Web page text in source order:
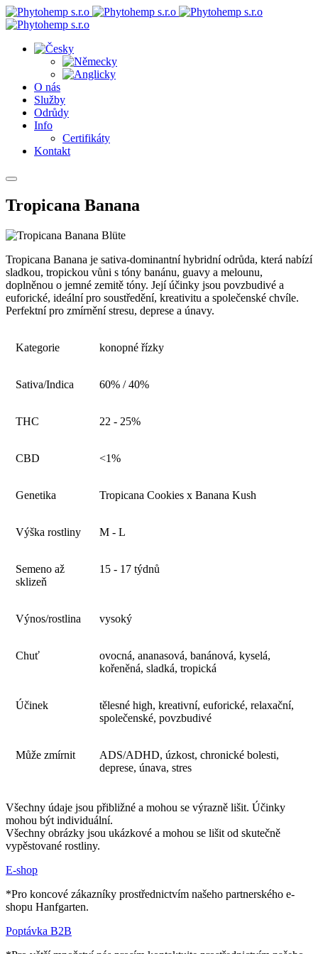
O nás
Služby
Odrůdy
Info
Certifikáty
Kontakt
Tropicana Banana
Tropicana Banana je sativa-dominantní hybridní odrůda, která nabízí
sladkou, tropickou vůni s tóny banánu, guavy a melounu,
doplněnou o jemné zemitě tóny. Její účinky jsou povzbudivé a
euforické, ideální pro soustředění, kreativitu a společenské chvíle.
Perfektní pro zmírnění stresu, deprese a únavy.
Kategorie konopné řízky
Sativa/Indica 60% / 40%
THC 22 - 25%
CBD <1%
Genetika Tropicana Cookies x Banana Kush
Výška rostliny M - L
Semeno až
sklizeň
15 - 17 týdnů
Výnos/rostlina vysoký
Chuť
ovocná, ananasová, banánová, kyselá,
kořeněná, sladká, tropická
Účinek
tělesné high, kreativní, euforické, relaxační,
společenské, povzbudivé
Může zmírnit
ADS/ADHD, úzkost, chronické bolesti,
deprese, únava, stres
Všechny údaje jsou přibližné a mohou se výrazně lišit. Účinky
mohou být individuální.
Všechny obrázky jsou ukázkové a mohou se lišit od skutečně
vypěstované rostliny.
E-shop
*Pro koncové zákazníky prostřednictvím našeho partnerského e-
shopu Hanfgarten.
Poptávka B2B